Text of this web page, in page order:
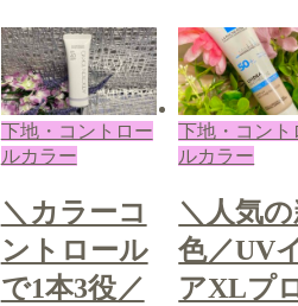
下地・コントロー
ルカラー
＼人気の新
色／UVイデ
アXLプロ
下地・コント
ルカラー
＼シミ
ばかす
まに最